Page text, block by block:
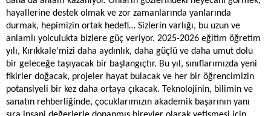
hayallerine destek olmak ve zor zamanlarında yanlarında
durmak, hepimizin ortak hedefi… Sizlerin varlığı, bu uzun ve
anlamlı yolculukta bizlere güç veriyor. 2025-2026 eğitim öğretim
yılı, Kırıkkale'mizi daha aydınlık, daha güçlü ve daha umut dolu
bir geleceğe taşıyacak bir başlangıçtır. Bu yıl, sınıflarımızda yeni
fikirler doğacak, projeler hayat bulacak ve her bir öğrencimizin
potansiyeli bir kez daha ortaya çıkacak. Teknolojinin, bilimin ve
sanatın rehberliğinde, çocuklarımızın akademik başarının yanı